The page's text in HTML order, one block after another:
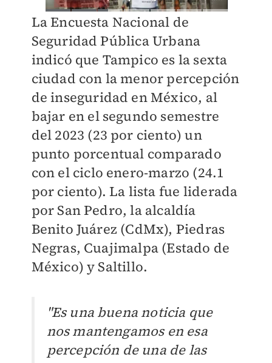
La Encuesta Nacional de
Seguridad Pública Urbana
indicó que Tampico es la sexta
ciudad con la menor percepción
de inseguridad en México, al
bajar en el segundo semestre
del 2023 (23 por ciento) un
punto porcentual comparado
con el ciclo enero-marzo (24.1
por ciento). La lista fue liderada
por San Pedro, la alcaldía
Benito Juárez (CdMx), Piedras
Negras, Cuajimalpa (Estado de
México) y Saltillo.
"Es una buena noticia que
nos mantengamos en esa
percepción de una de las